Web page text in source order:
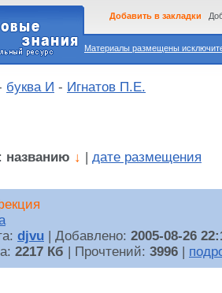
Материалы размещены
Добавить в закладки
буква И - Игнатов П.Е.
названию ↓ дате размещения
djvu | Добавлено: 2005-08-26
2217 Кб | Прочтений: 3996